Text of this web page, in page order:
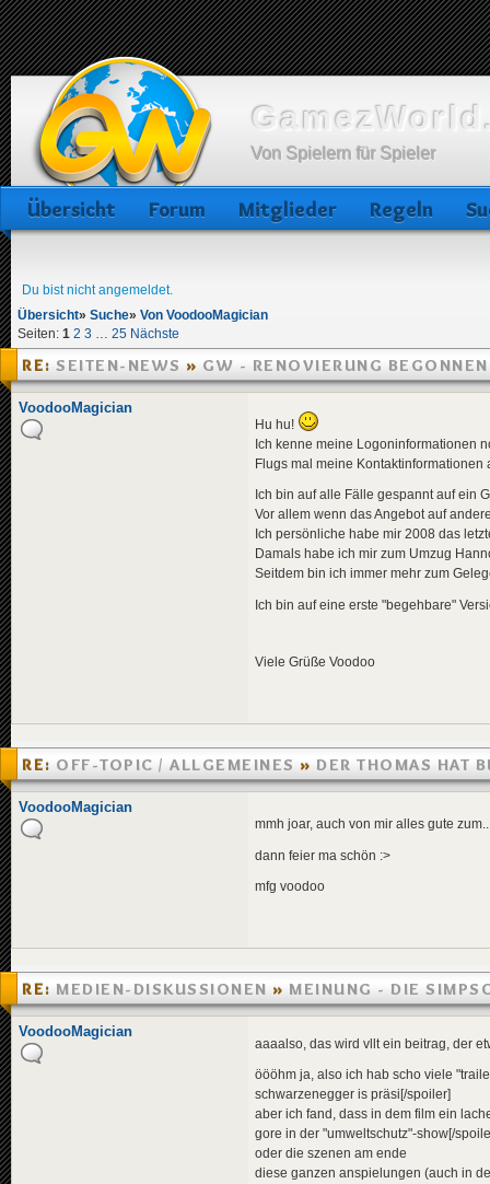
Von Spielern für Spieler
Übersicht Forum Mitglieder Regeln
Du bist nicht angemeldet.
Übersicht» Suche» Von VoodooMagician
Seiten: 1 2 3 … 25 Nächste
RE: SEITEN-NEWS » GW - RENOVIERUNG BEGONNEN
12:57
VoodooMagician
Hu hu!
Ich kenne meine Logoninformationen
Flugs mal meine
Ich bin auf alle Fälle gespannt auf ein
Vor allem wenn das Angebot auf
Ich persönliche habe mir 2008 das
Damals habe ich mir zum Umzug
Seitdem bin ich immer mehr zum
Ich bin auf eine erste "begehbare"
Viele Grüße Voodoo
RE: OFF-TOPIC / ALLGEMEINES » DER THOMAS HAT
»04.08.2007 01:38
VoodooMagician
mmh joar, auch von mir alles gute
dann feier ma schön :>
mfg voodoo
RE: MEDIEN-DISKUSSIONEN » MEINUNG - DIE
»01.08.2007 00:15
VoodooMagician
aaaalso, das wird vllt ein beitrag, der
öööhm ja, also ich hab scho viele
schwarzenegger is präsi[/spoiler]
aber ich fand, dass in dem film ein
gore in der "umweltschutz"-show[/
oder die szenen am ende
diese ganzen anspielungen (auch in